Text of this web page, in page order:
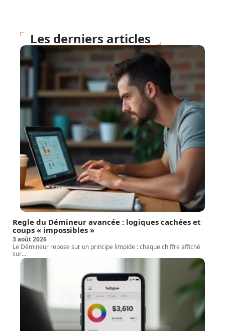
Les derniers articles
Regle du Démineur avancée : logiques cachées et
coups « impossibles »
3 août 2026
Le Démineur repose sur un principe limpide : chaque chiffre affiché
sur…